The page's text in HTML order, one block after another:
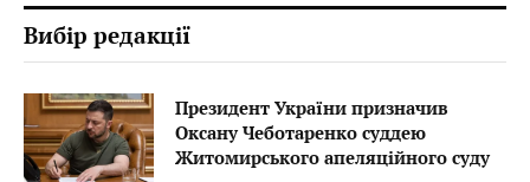
Вибір редакції
Президент України призначив
Оксану Чеботаренко суддею
Житомирського апеляційного суду